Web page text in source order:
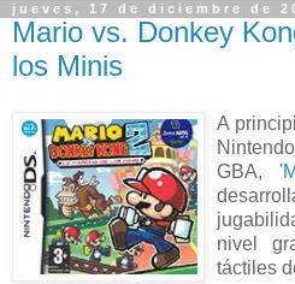
jueves, 17 de diciembre de
Mario vs. Donkey
los Minis
A
GBA, '
nivel
táctiles